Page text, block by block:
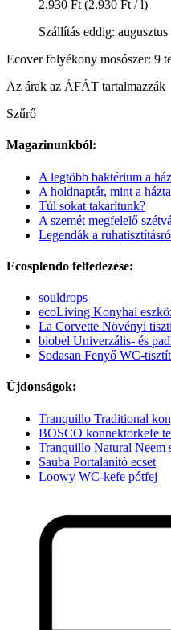
2.930 Ft (2.930 Ft / l)
Szállítás eddig: augusztus
Ecover folyékony mosószer: 9
Az árak az ÁFÁT tartalmazzák
Szűrő
Magazinunkból:
A legtöbb baktérium a
A holdnaptár, mint a
Túl sokat takarítunk?
A szemét megfelelő
Legendák a
Ecosplendo felfedezése:
souldrops
ecoLiving Konyhai
La Corvette Növényi
biobel Univerzális- és
Sodasan Fenyő WC-
Újdonságok:
Tranquillo Traditional
BOSCO konnektorkefe
Tranquillo Natural Neem
Sauba Portalanító ecset
Loowy WC-kefe pótfej